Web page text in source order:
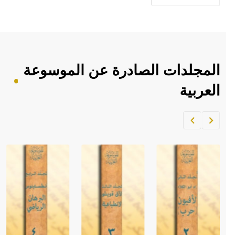
المجلدات الصادرة عن الموسوعة
العربية